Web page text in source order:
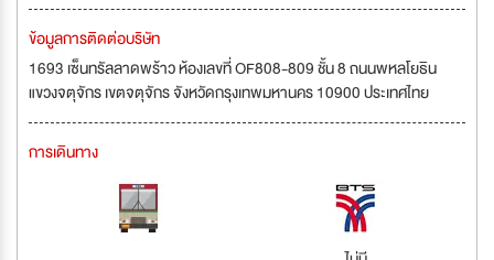
ข้อมูลการติดต่อบริษัท
1693 เซ็นทรัลลาดพร้าว ห้องเลขที่ OF808-809 ชั้น 8 ถนนพหลโยธิน
แขวงจตุจักร เขตจตุจักร จังหวัดกรุงเทพมหานคร 10900 ประเทศไทย
การเดินทาง